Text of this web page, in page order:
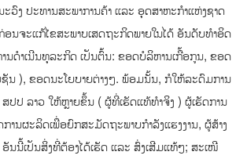
ປະທານສະພາການຄ້າ ແລະ ອຸດສາຫະກຳແຫ່ງຊາດ
ນຈະແກ້ໄຂສະພາບເສດຖະກິດພາຍໃນໄດ້ ອັນດັບທໍາອິດ
ນດໍາເນີນທຸລະກິດ ເປັນຕົ້ນ: ຂອດບໍລິຫານເກື້ອກູນ, ຂອດ
ນ ), ຂອດນະໂຍບາຍຕ່າງໆ. ພ້ອມນັ້ນ, ກໍໃຫ້ລະດົມການ
ສປປ ລາວ ໃຫ້ຫຼາຍຂຶ້ນ ( ຜູ້ທີ່ເຮັດແທ້ທຳຈິງ ) ຜູ້ເຮັດການ
ານຜະລິດເພື່ອຍົກສະມັດຖະພາບກຳລັງແຮງງານ, ຜູ້ສ້າງ
ນນີ້ເປັນສິ່ງທີ່ຕ້ອງໄດ້ເຮັດ ແລະ ສົ່ງເສີມແທ້ໆ; ສະເໜີ